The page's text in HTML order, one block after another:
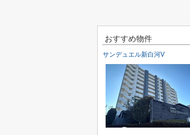
おすすめ物件
サンデュエル新白河V